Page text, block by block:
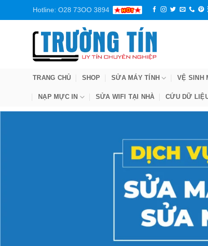
Hotline: O28 73OO 3894
TRANG CHỦ SHOP SỬA MÁY TÍNH VỆ SINH
NẠP MỰC IN SỬA WIFI TẠI NHÀ CỨU DỮ